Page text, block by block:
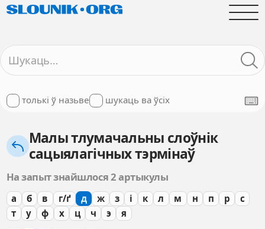
толькі ў назьве шукаць ва ўсіх
Малы тлумачальны слоўнік
сацыялагічных тэрмінаў
На запыт знайшлося 2 артыкулы
а б в г/ґ д ж з і к л м н п р
с
т
у ф х ц ч э я